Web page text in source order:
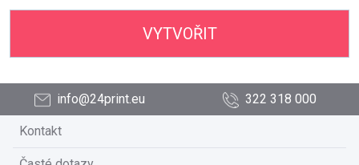
VYTVOŘIT
info@24print.eu 322 318 000
Kontakt